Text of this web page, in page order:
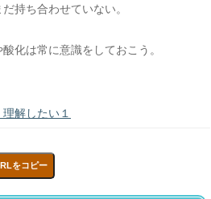
持ち合わせていない。
化は常に意識をしておこう。
解したい１
をコピー